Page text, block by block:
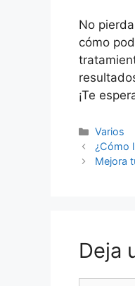
No
cómo
¡Te
Varios
Navegación
de
¿Cómo
Mejora
Deja